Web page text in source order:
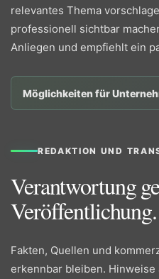
relevantes Thema
professionell sichtbar
Anliegen und empfiehlt ein
Möglichkeiten für
REDAKTION UND
Verantwortung
Veröffentlichung.
Fakten, Quellen und
erkennbar bleiben. Hinweise